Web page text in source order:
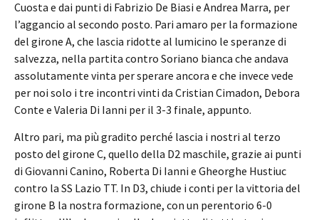
Cuosta e dai punti di Fabrizio De Biasi e Andrea Marra, per
l’aggancio al secondo posto. Pari amaro per la formazione
del girone A, che lascia ridotte al lumicino le speranze di
salvezza, nella partita contro Soriano bianca che andava
assolutamente vinta per sperare ancora e che invece vede
per noi solo i tre incontri vinti da Cristian Cimadon, Debora
Conte e Valeria Di Ianni per il 3-3 finale, appunto.
Altro pari, ma più gradito perché lascia i nostri al terzo
posto del girone C, quello della D2 maschile, grazie ai punti
di Giovanni Canino, Roberta Di Ianni e Gheorghe Hustiuc
contro la SS Lazio TT. In D3, chiude i conti per la vittoria del
girone B la nostra formazione, con un perentorio 6-0